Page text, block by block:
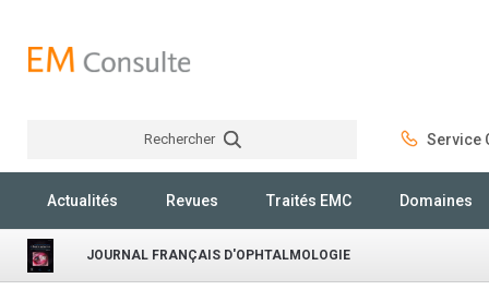
Rechercher Service
Actualités Revues Traités EMC Domaines
JOURNAL FRANÇAIS D'OPHTALMOLOGIE